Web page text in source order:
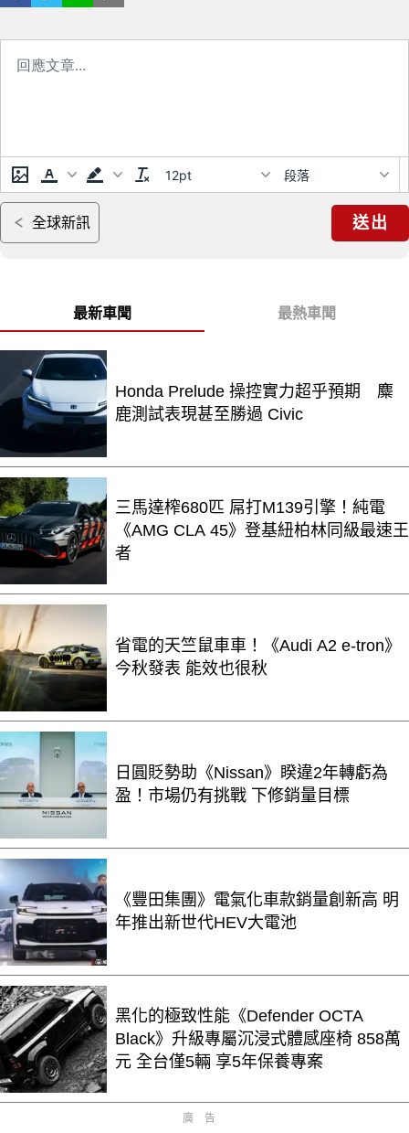
12pt 段落
全球新訊 送出
最新車聞 最熱車聞
Honda Prelude 操控實力超乎預期 麋
鹿測試表現甚至勝過 Civic
三馬達榨680匹 屌打M139引擎！純電
《AMG CLA 45》登基紐柏林同級最速王
者
省電的天竺鼠車車！《Audi A2 e-tron》
今秋發表 能效也很秋
日圓貶勢助《Nissan》睽違2年轉虧為
盈！市場仍有挑戰 下修銷量目標
《豐田集團》電氣化車款銷量創新高 明
年推出新世代HEV大電池
黑化的極致性能《Defender OCTA
Black》升級專屬沉浸式體感座椅 858萬
元 全台僅5輛 享5年保養專案
廣告